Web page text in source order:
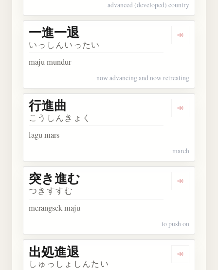
advanced (developed) country
Dengarkan
一進一退
いっしんいったい
maju mundur
now advancing and now retreating
Dengarkan
行進曲
こうしんきょく
lagu mars
march
Dengarkan
突き進む
つきすすむ
merangsek maju
to push on
Dengarkan
出処進退
しゅっしょしんたい